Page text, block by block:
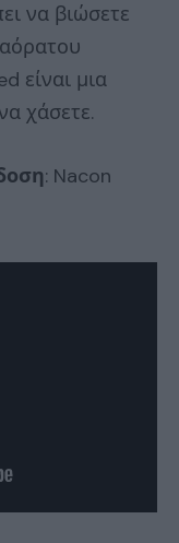
να βιώσετε
είναι μια
χάσετε.
: Nacon